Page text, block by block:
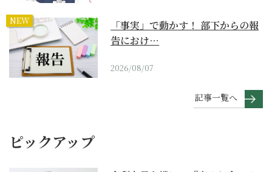
NEW
「事実」で動かす！ 部下からの報
告におけ…
2026/08/07
記事一覧へ
ピックアップ